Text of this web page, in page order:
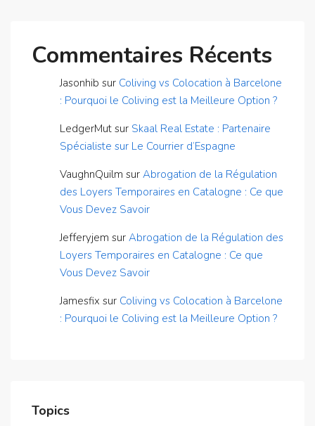
Commentaires Récents
Jasonhib sur Coliving vs Colocation à Barcelone
: Pourquoi le Coliving est la Meilleure Option ?
LedgerMut sur Skaal Real Estate : Partenaire
Spécialiste sur Le Courrier d’Espagne
VaughnQuilm sur Abrogation de la Régulation
des Loyers Temporaires en Catalogne : Ce que
Vous Devez Savoir
Jefferyjem sur Abrogation de la Régulation des
Loyers Temporaires en Catalogne : Ce que
Vous Devez Savoir
Jamesfix sur Coliving vs Colocation à Barcelone
: Pourquoi le Coliving est la Meilleure Option ?
Topics